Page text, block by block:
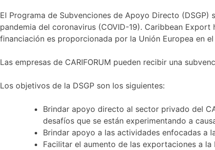
El Programa de Subvenciones de Apoyo Directo
pandemia del coronavirus (COVID-19). Caribbean
financiación es proporcionada por la Unión Europea en
Las empresas de CARIFORUM pueden recibir una
Los objetivos de la DSGP son los siguientes:
Brindar apoyo directo al sector privado del
desafíos que se están experimentando a
Brindar apoyo a las actividades enfocadas a
Facilitar el aumento de las exportaciones a